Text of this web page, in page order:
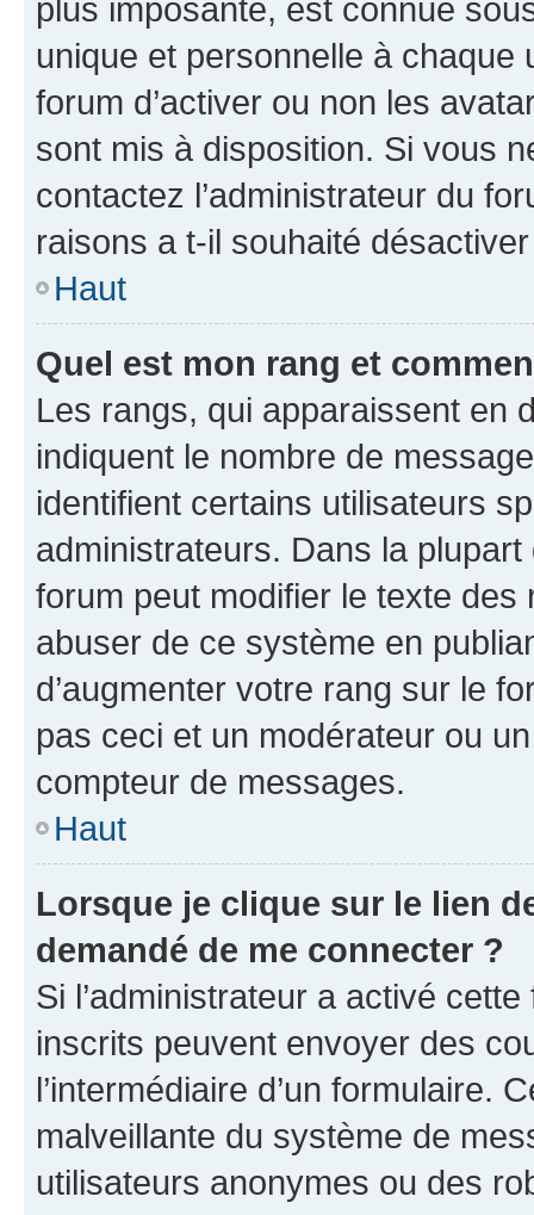
plus imposante, est connue
unique et personnelle à chaque
forum d’activer ou non les
sont mis à disposition. Si vous
contactez l’administrateur du
raisons a t-il souhaité
Haut
Quel est mon rang et
Les rangs, qui apparaissent en
indiquent le nombre de
identifient certains utilisateurs
administrateurs. Dans la
forum peut modifier le texte
abuser de ce système en
d’augmenter votre rang sur le
pas ceci et un modérateur ou
compteur de messages.
Haut
Lorsque je clique sur le lien
demandé de me connecter ?
Si l’administrateur a activé
inscrits peuvent envoyer des
l’intermédiaire d’un formulaire.
malveillante du système de
utilisateurs anonymes ou des